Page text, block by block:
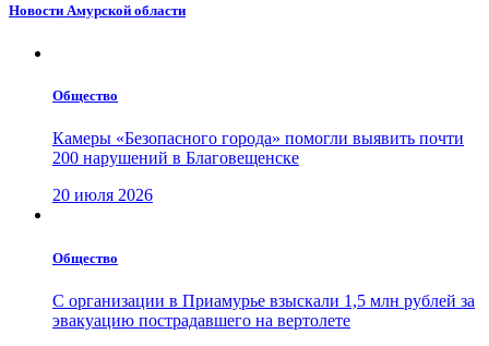
Новости Амурской области
Общество
Камеры «Безопасного города» помогли выявить почти
200 нарушений в Благовещенске
20 июля 2026
Общество
С организации в Приамурье взыскали 1,5 млн рублей за
эвакуацию пострадавшего на вертолете